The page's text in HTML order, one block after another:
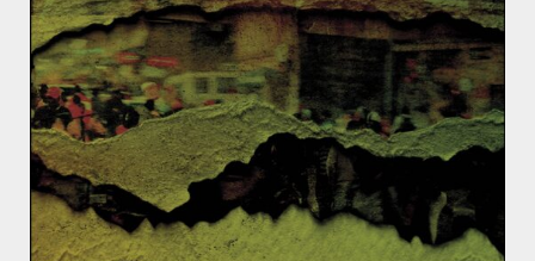
États parvenaient à se faire confiance.
En somme, le comité Nobel a fait un choix symbolique,
loin des réalités de la politique internationale. Il aurait
pu récompenser ceux qui ont travaillé pour l’Accord de
Vienne encadrant le programme nucléaire iranien.
Après tout, l’Agence internationale de l’énergie
atomique (AIEA) affirme que l’Iran respecte ses
engagements. Cela aurait une véritable prise de